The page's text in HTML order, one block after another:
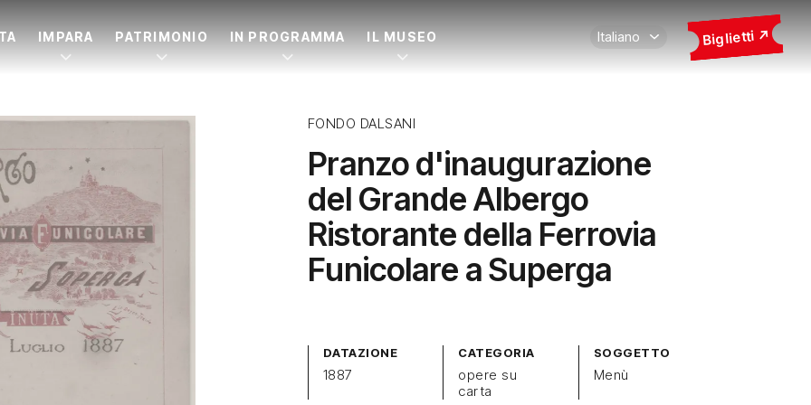
IMPARA PATRIMONIO IN PROGRAMMA IL MUSEO Biglietti
FONDO DALSANI
Pranzo d'inaugurazione
del Grande Albergo
Ristorante della Ferrovia
Funicolare a Superga
DATAZIONE
1887
CATEGORIA
opere su
carta
SOGGETTO
Menù